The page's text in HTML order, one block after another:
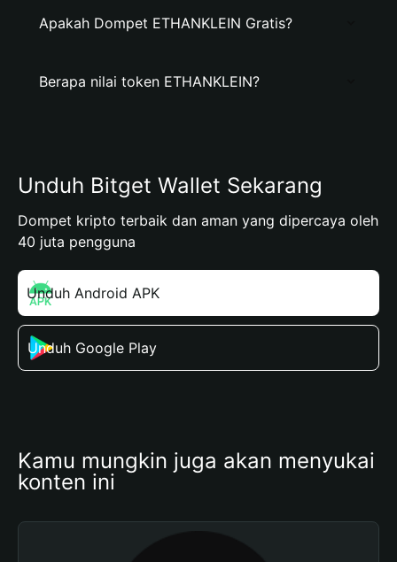
Apakah Dompet ETHANKLEIN Gratis?
Berapa nilai token ETHANKLEIN?
Unduh Bitget Wallet Sekarang
Dompet kripto terbaik dan aman yang dipercaya oleh
40 juta pengguna
Unduh Android APK
Unduh Google Play
Kamu mungkin juga akan menyukai
konten ini